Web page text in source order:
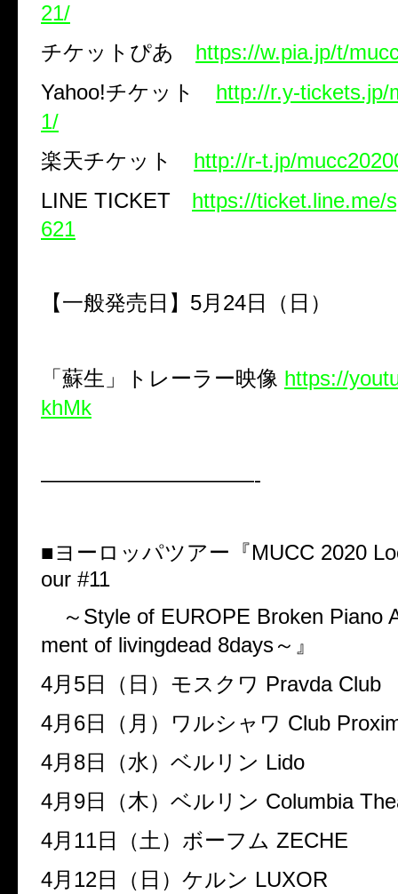
21/
チケットぴあ https://w.pia.jp/t/
Yahoo!チケット http://r.y-tickets.jp/
1/
楽天チケット http://r-t.jp/
LINE TICKET
https://ticket.line.me/
621
【一般発売日】 5月 24日（日）
「蘇生」トレーラー映像 https://
khMk
——————————-
■ヨーロッパツアー『MUCC 2020
our #11
～ Style of EUROPE Broken Piano
ment of livingdead 8days～』
4月 5日（日）モスクワ Pravda Club
4月 6日（月）ワルシャワ Club
4月 8日（水）ベルリン Lido
4月 9日（木）ベルリン Columbia
4月 11日（土）ボーフム ZECHE
4月 12日（日）ケルン LUXOR